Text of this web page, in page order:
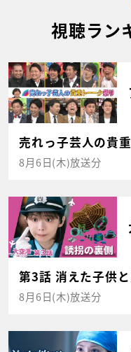
視聴ラン
売れっ子芸人の貴
8月6日(木)放送分
第3話 消えた子供と
8月6日(木)放送分